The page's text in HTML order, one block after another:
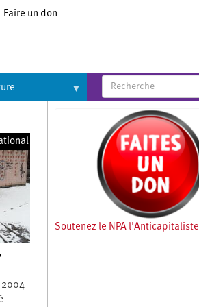
Faire un don
2004
Soutenez le NPA l'Anticapitaliste